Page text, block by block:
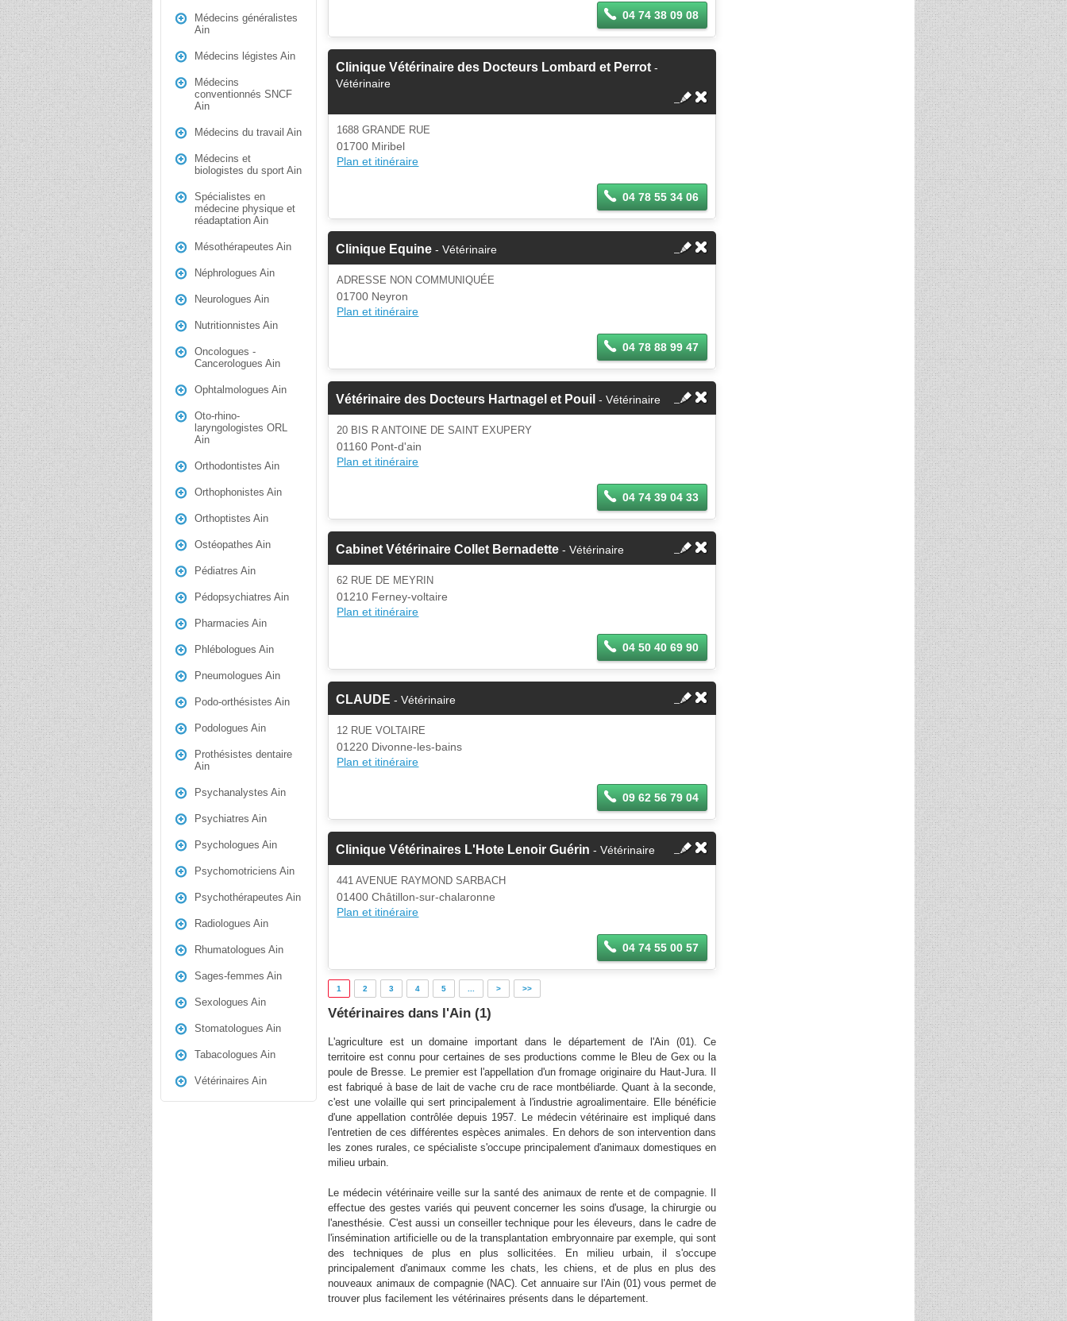
Médecins généralistes
Ain
Médecins légistes Ain
Médecins
conventionnés SNCF
Ain
Médecins du travail Ain
Médecins et
biologistes du sport Ain
Spécialistes en
médecine physique et
réadaptation Ain
Mésothérapeutes Ain
Néphrologues Ain
Neurologues Ain
Nutritionnistes Ain
Oncologues -
Cancerologues Ain
Ophtalmologues Ain
Oto-rhino-
laryngologistes ORL
Ain
Orthodontistes Ain
Orthophonistes Ain
Orthoptistes Ain
Ostéopathes Ain
Pédiatres Ain
Pédopsychiatres Ain
Pharmacies Ain
Phlébologues Ain
Pneumologues Ain
Podo-orthésistes Ain
Podologues Ain
Prothésistes dentaire
Ain
Psychanalystes Ain
Psychiatres Ain
Psychologues Ain
Psychomotriciens Ain
Psychothérapeutes Ain
Radiologues Ain
Rhumatologues Ain
Sages-femmes Ain
Sexologues Ain
Stomatologues Ain
Tabacologues Ain
Vétérinaires Ain
04 74 38 09 08
Clinique Vétérinaire des Docteurs Lombard et Perrot -
Vétérinaire
1688 GRANDE RUE
01700 Miribel
Plan et itinéraire
04 78 55 34 06
Clinique Equine - Vétérinaire
ADRESSE NON COMMUNIQUÉE
01700 Neyron
Plan et itinéraire
04 78 88 99 47
Vétérinaire des Docteurs Hartnagel et Pouil - Vétérinaire
20 BIS R ANTOINE DE SAINT EXUPERY
01160 Pont-d'ain
Plan et itinéraire
04 74 39 04 33
Cabinet Vétérinaire Collet Bernadette - Vétérinaire
62 RUE DE MEYRIN
01210 Ferney-voltaire
Plan et itinéraire
04 50 40 69 90
CLAUDE - Vétérinaire
12 RUE VOLTAIRE
01220 Divonne-les-bains
Plan et itinéraire
09 62 56 79 04
Clinique Vétérinaires L'Hote Lenoir Guérin - Vétérinaire
441 AVENUE RAYMOND SARBACH
01400 Châtillon-sur-chalaronne
Plan et itinéraire
04 74 55 00 57
1 2 3 4 5 > >>
Vétérinaires dans l'Ain (1)
L'agriculture est un domaine important dans le département de l'Ain (01). Ce
territoire est connu pour certaines de ses productions comme le Bleu de Gex ou la
poule de Bresse. Le premier est l'appellation d'un fromage originaire du Haut-Jura. Il
est fabriqué à base de lait de vache cru de race montbéliarde. Quant à la seconde,
c'est une volaille qui sert principalement à l'industrie agroalimentaire. Elle bénéficie
d'une appellation contrôlée depuis 1957. Le médecin vétérinaire est impliqué dans
l'entretien de ces différentes espèces animales. En dehors de son intervention dans
les zones rurales, ce spécialiste s'occupe principalement d'animaux domestiques en
milieu urbain.
Le médecin vétérinaire veille sur la santé des animaux de rente et de compagnie. Il
effectue des gestes variés qui peuvent concerner les soins d'usage, la chirurgie ou
l'anesthésie. C'est aussi un conseiller technique pour les éleveurs, dans le cadre de
l'insémination artificielle ou de la transplantation embryonnaire par exemple, qui sont
des techniques de plus en plus sollicitées. En milieu urbain, il s'occupe
principalement d'animaux comme les chats, les chiens, et de plus en plus des
nouveaux animaux de compagnie (NAC). Cet annuaire sur l'Ain (01) vous permet de
trouver plus facilement les vétérinaires présents dans le département.